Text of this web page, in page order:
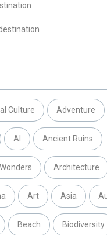
Culture Adventure
AI Ancient Ruins
Architecture
Art Asia
Beach Biodiversity